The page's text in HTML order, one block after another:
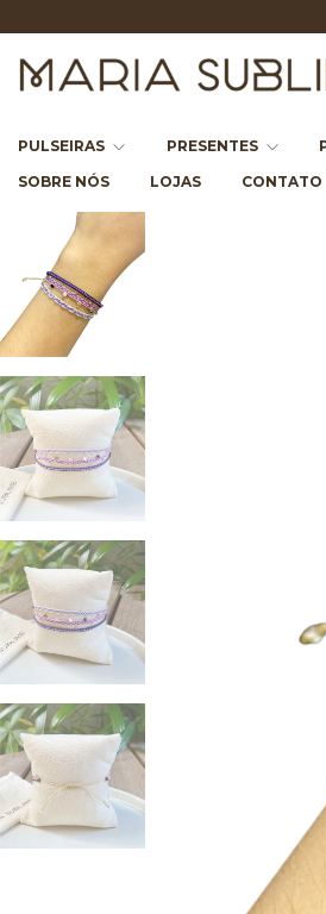
PULSEIRAS PRESENTES
SOBRE NÓS
LOJAS CONTATO